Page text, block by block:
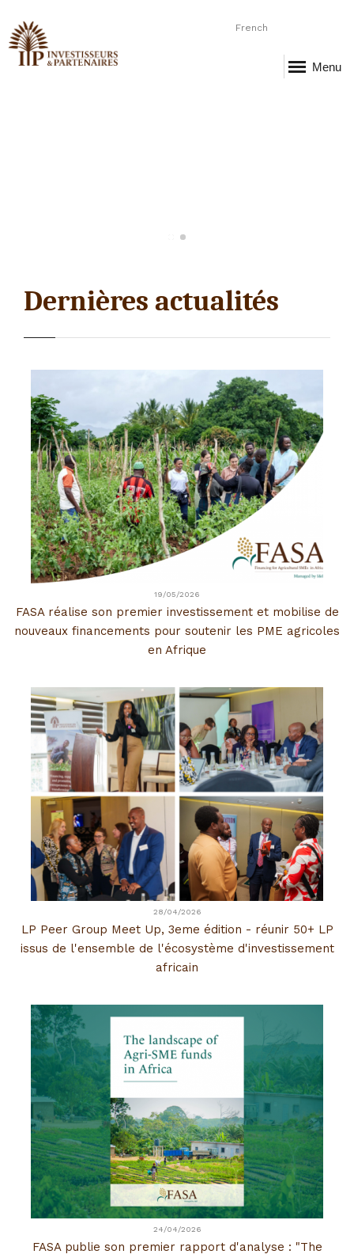
French
Menu
Dernières actualités
19/05/2026
FASA réalise son premier investissement et mobilise de
nouveaux financements pour soutenir les PME agricoles
en Afrique
28/04/2026
LP Peer Group Meet Up, 3eme édition - réunir 50+ LP
issus de l'ensemble de l'écosystème d'investissement
africain
24/04/2026
FASA publie son premier rapport d'analyse : "The